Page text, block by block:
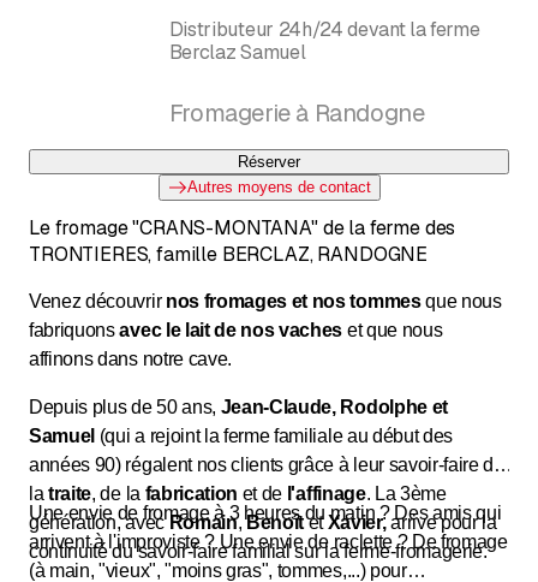
Distributeur 24h/24 devant la ferme
Berclaz Samuel
Fromagerie à Randogne
Réserver
Autres moyens de contact
Le fromage "CRANS-MONTANA" de la ferme des
TRONTIERES, famille BERCLAZ, RANDOGNE
Venez découvrir nos fromages et nos tommesque nous
fabriquonsavec le lait de nos vaches et que nous
affinons dans notre cave.
Depuis plus de 50 ans, Jean-Claude, Rodolphe et
Samuel (qui a rejoint la ferme familiale au début des
années 90) régalent nos clients grâce à leur savoir-faire de
latraite, de la fabrication et de l'affinage. La 3ème
génération, avec Romain,BenoîtetXavier,arrive pour la
continuité du savoir-faire familial sur la ferme-fromagerie.
Une envie de fromage à 3 heures du matin ? Des amis qui
arrivent à l'improviste ? Une envie de raclette ? De fromage
(à main, "vieux", "moins gras", tommes,...) pour